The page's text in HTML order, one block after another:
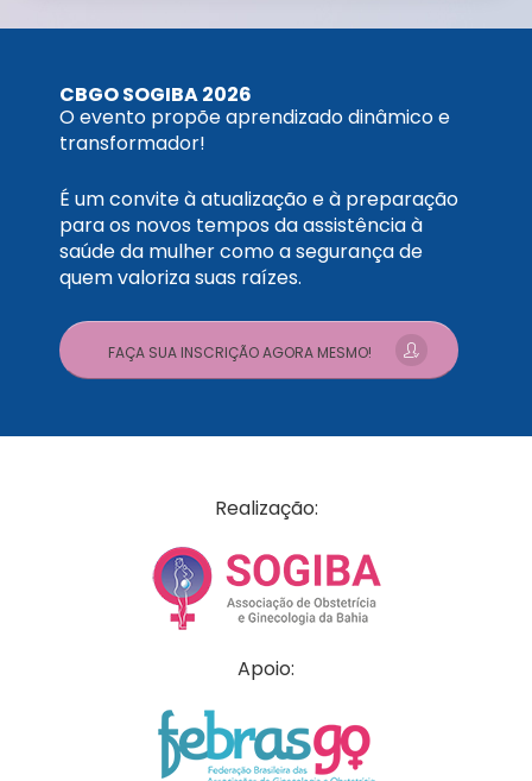
CBGO SOGIBA 2026
O evento propõe aprendizado dinâmico e
transformador!
É um convite à atualização e à preparação
para os novos tempos da assistência à
saúde da mulher como a segurança de
quem valoriza suas raízes.
FAÇA SUA INSCRIÇÃO AGORA MESMO!
Realização:
Apoio: